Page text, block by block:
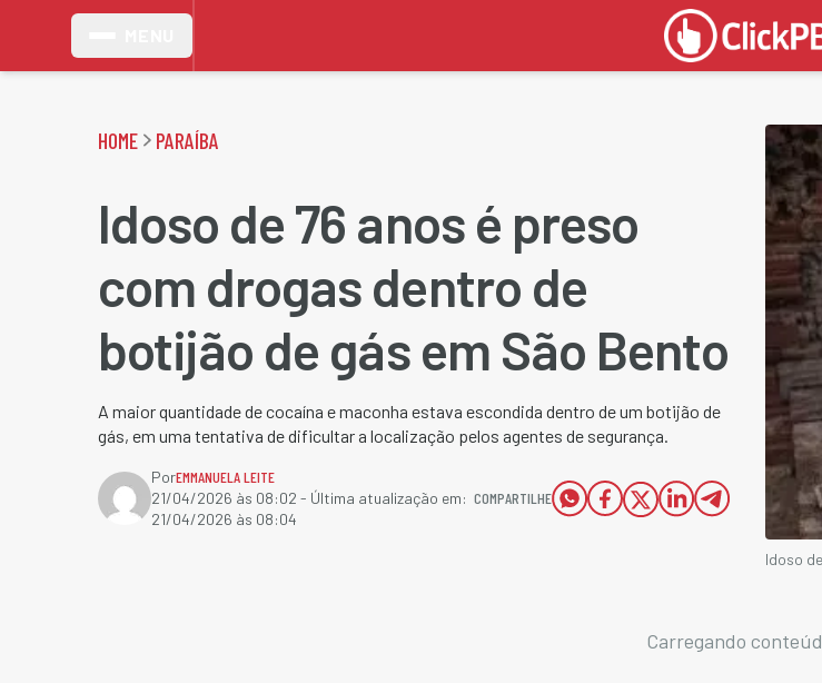
HOME PARAÍBA
Idoso de 76 anos é preso
com drogas dentro de
botijão de gás em São Bento
A maior quantidade de cocaína e maconha estava escondida dentro de um botijão de
gás, em uma tentativa de dificultar a localização pelos agentes de segurança.
PorEMMANUELA LEITE
21/04/2026 às 08:02 - Última atualização em:
21/04/2026 às 08:04
COMPARTILHE
Idoso
Carregando